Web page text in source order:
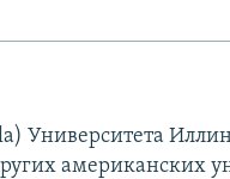
Университета
американских